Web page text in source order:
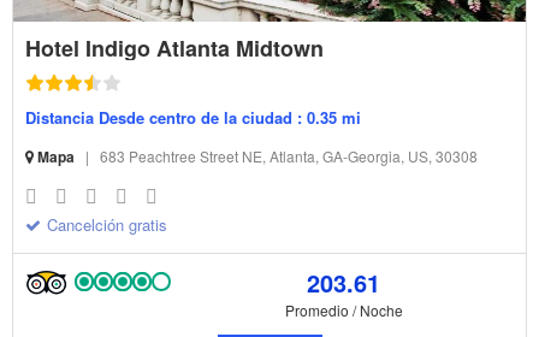
Hotel Indigo Atlanta Midtown
Distancia Desde centro de la ciudad : 0.35 mi
Mapa | 683 Peachtree Street NE, Atlanta, GA-Georgia, US, 30308
Cancelción gratis
203.61
Promedio / Noche